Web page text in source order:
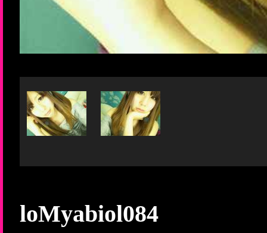
loMyabiol084